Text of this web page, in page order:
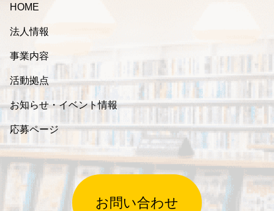
HOME
法人情報
事業内容
活動拠点
お知らせ・イベント情報
応募ページ
お問い合わせ